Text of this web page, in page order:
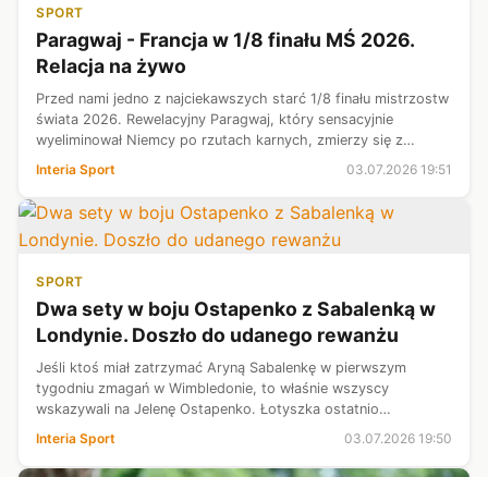
SPORT
Paragwaj - Francja w 1/8 finału MŚ 2026.
Relacja na żywo
Przed nami jedno z najciekawszych starć 1/8 finału mistrzostw
świata 2026. Rewelacyjny Paragwaj, który sensacyjnie
wyeliminował Niemcy po rzutach karnych, zmierzy się z
rozpędzoną Francją. „Trójkolorowi” imponują skutecznością i
pozostają jednymi z g...
Interia Sport 03.07.2026 19:51
SPORT
Dwa sety w boju Ostapenko z Sabalenką w
Londynie. Doszło do udanego rewanżu
Jeśli ktoś miał zatrzymać Aryną Sabalenkę w pierwszym
tygodniu zmagań w Wimbledonie, to właśnie wszyscy
wskazywali na Jelenę Ostapenko. Łotyszka ostatnio
prezentowała dobrą grę, a w pamięci miała pewnie
zeszłoroczny finał WTA 500 w Stuttgarcie, gdy t...
Interia Sport 03.07.2026 19:50